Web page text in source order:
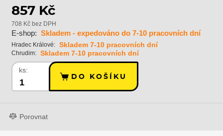
857 Kč
708 Kč bez DPH
E-shop: Skladem - expedováno do 7-10 pracovních dní
Hradec Králové: Skladem 7-10 pracovních dní
Chrudim: Skladem 7-10 pracovních dní
ks:
DO KOŠÍKU
Porovnat